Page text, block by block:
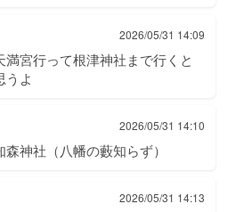
2026/05/31 14:09
宮行って根津神社まで行くと
うよ
2026/05/31 14:10
神社（八幡の藪知らず）
2026/05/31 14:13